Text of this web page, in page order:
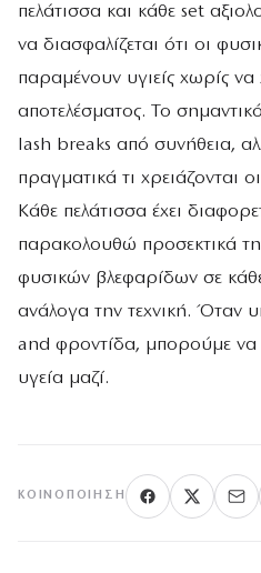
πελάτισσα και κάθε set
να διασφαλίζεται ότι οι
παραμένουν υγιείς χωρίς να
αποτελέσματος. Το
lash breaks από συνήθεια,
πραγματικά τι χρειάζονται
Κάθε πελάτισσα έχει
παρακολουθώ προσεκτικά
φυσικών βλεφαρίδων σε
ανάλογα την τεχνική. Όταν
and φροντίδα, μπορούμε να
υγεία μαζί.
ΚΟΙΝΟΠΟΊΗΣΗ